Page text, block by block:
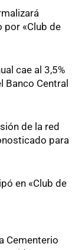
«Club de
cae al 3,5%
Banco Central
de la red
para
en «Club de
Cementerio